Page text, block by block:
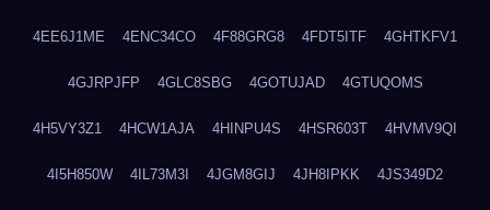
4EE6J1ME 4ENC34CO 4F88GRG8 4FDT5ITF 4GHTKFV1
4GJRPJFP 4GLC8SBG 4GOTUJAD 4GTUQOMS
4H5VY3Z1 4HCW1AJA 4HINPU4S 4HSR603T 4HVMV9QI
4I5H850W 4IL73M3I 4JGM8GIJ 4JH8IPKK 4JS349D2